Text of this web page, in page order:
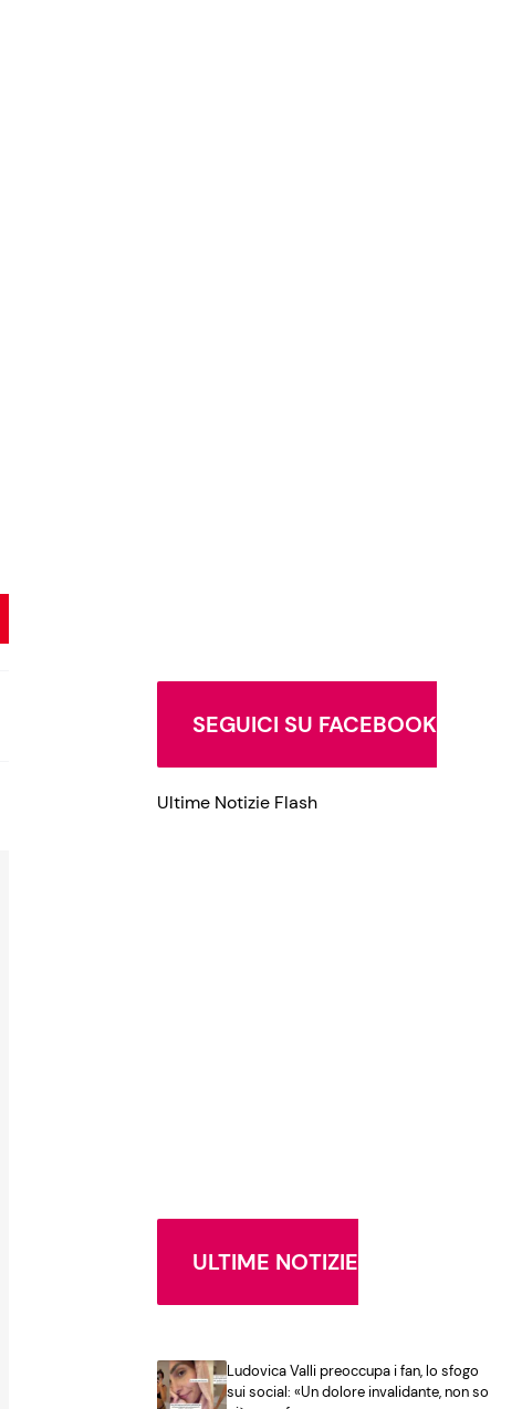
SEGUICI SU FACEBOOK
Ultime Notizie Flash
ULTIME NOTIZIE
Ludovica Valli preoccupa i fan, lo sfogo
sui social: «Un dolore invalidante, non so